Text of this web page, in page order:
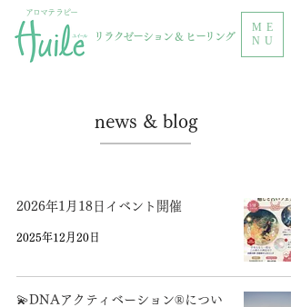
ME
NU
アロマテラピー
リラクゼーション & ヒーリング
news & blog
2026年1月18日イベント開催
2025年12月20日
💫DNAアクティベーション®️につい